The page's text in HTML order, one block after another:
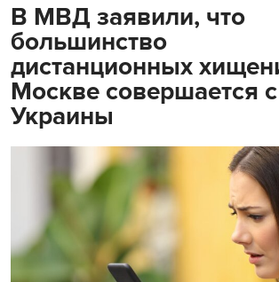
В МВД заявили, что
большинство
дистанционных
Москве совершается с
Украины